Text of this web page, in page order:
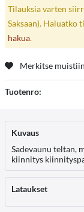
Tilauksia varten
Saksaan). Haluatko
hakua.
Merkitse muistiin
Tuotenro:
Kuvaus
Sadevaunu teltan,
kiinnitys
Lataukset